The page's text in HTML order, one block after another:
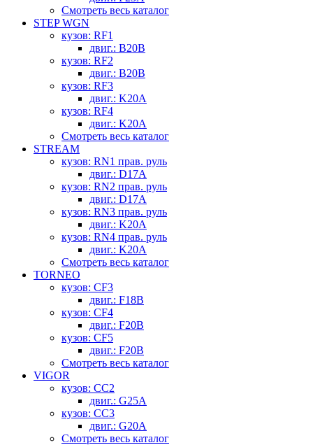
Смотреть весь каталог
STEP WGN
кузов: RF1
двиг.: B20B
кузов: RF2
двиг.: B20B
кузов: RF3
двиг.: K20A
кузов: RF4
двиг.: K20A
Смотреть весь каталог
STREAM
кузов: RN1 прав. руль
двиг.: D17A
кузов: RN2 прав. руль
двиг.: D17A
кузов: RN3 прав. руль
двиг.: K20A
кузов: RN4 прав. руль
двиг.: K20A
Смотреть весь каталог
TORNEO
кузов: CF3
двиг.: F18B
кузов: CF4
двиг.: F20B
кузов: CF5
двиг.: F20B
Смотреть весь каталог
VIGOR
кузов: CC2
двиг.: G25A
кузов: CC3
двиг.: G20A
Смотреть весь каталог